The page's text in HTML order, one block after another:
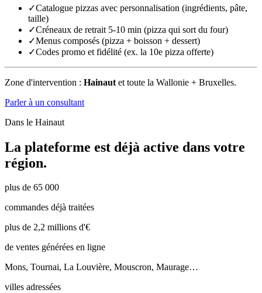
✓Catalogue pizzas avec personnalisation (ingrédients, pâte,
taille)
✓Créneaux de retrait 5-10 min (pizza qui sort du four)
✓Menus composés (pizza + boisson + dessert)
✓Codes promo et fidélité (ex. la 10e pizza offerte)
Zone d'intervention : Hainaut et toute la Wallonie + Bruxelles.
Parler à un consultant
Dans le Hainaut
La plateforme est déjà active dans votre
région.
plus de 65 000
commandes déjà traitées
plus de 2,2 millions d'€
de ventes générées en ligne
Mons, Tournai, La Louvière, Mouscron, Maurage…
villes adressées